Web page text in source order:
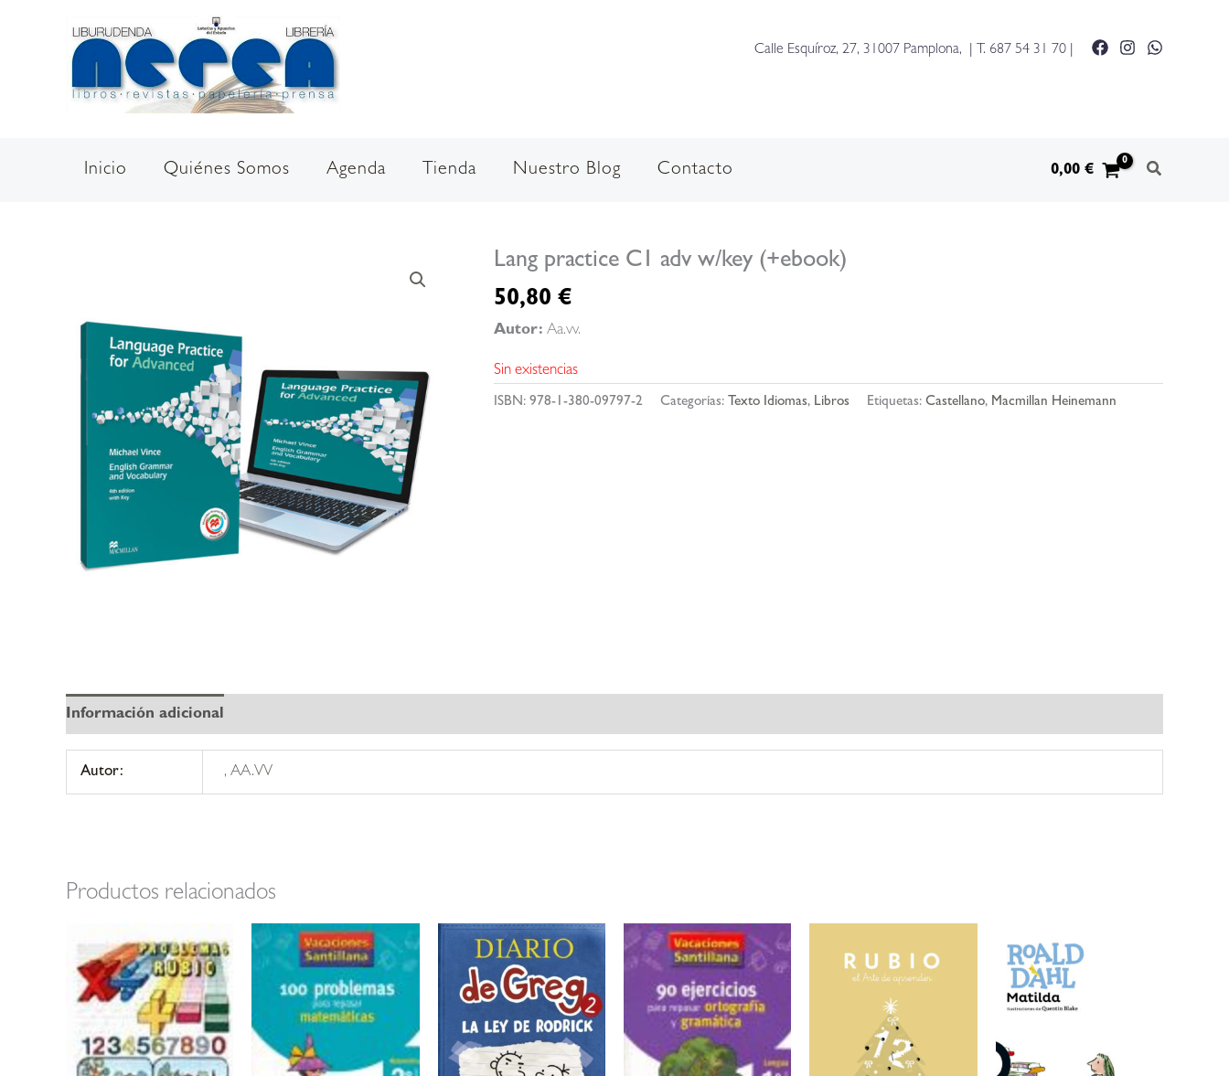
Calle Esquíroz, 27, 31007 Pamplona, | T. 687 54 31 70
Inicio Quiénes Somos Agenda Tienda Nuestro Blog Contacto 0,00€
Lang practice C1 adv w/key (+ebook)
50,80 €
Autor: Aa.vv.
Sin existencias
ISBN: 978-1-380-09797-2 Categorías: Texto Idiomas, Libros Etiquetas: Castellano, Macmillan Heinemann
Información adicional
Autor: , AA.VV
Productos relacionados